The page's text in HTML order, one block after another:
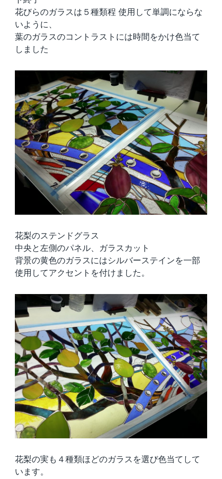
花びらのガラスは５種類程 使用して単調にならな
いように、
葉のガラスのコントラストには時間をかけ色当て
しました
花梨のステンドグラス
中央と左側のパネル、ガラスカット
背景の黄色のガラスにはシルバーステインを一部
使用してアクセントを付けました。
花梨の実も４種類ほどのガラスを選び色当てして
います。